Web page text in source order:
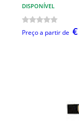
DISPONÍVEL
Preço a partir de